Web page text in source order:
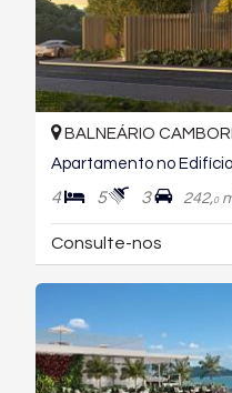
BALNEÁRIO
Apartamento no
4 5 3 242,0
Consulte-nos